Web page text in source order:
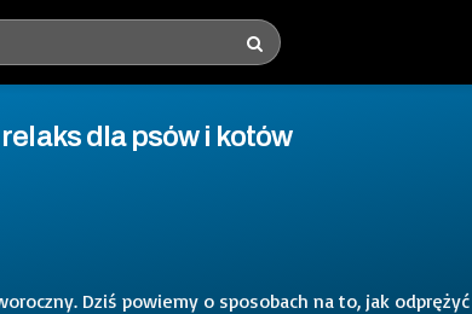
dla psów i kotów
Dziś powiemy o sposobach na to, jak odprężyć